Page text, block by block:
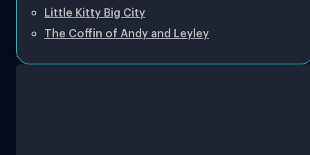
Little Kitty Big City
The Coffin of Andy and Leyley